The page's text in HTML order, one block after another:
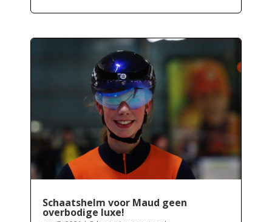
Schaatshelm voor Maud geen
overbodige luxe!